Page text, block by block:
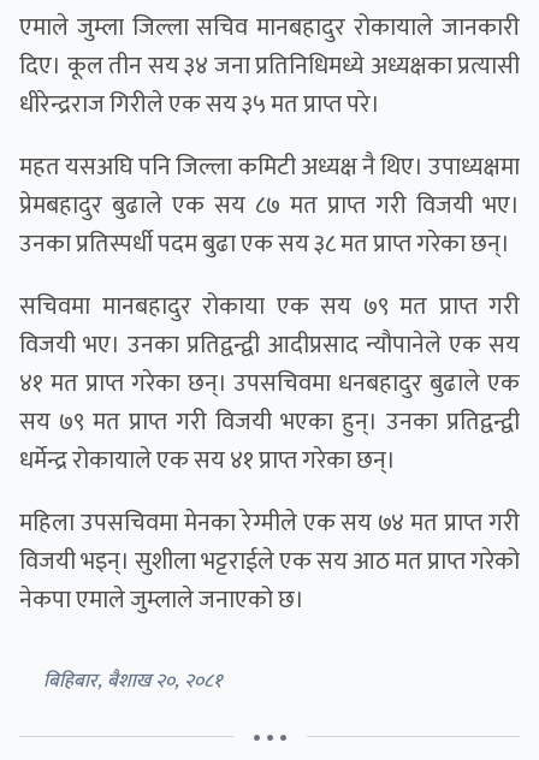
एमाले जुम्ला जिल्ला सचिव मानबहादुर रोकायाले जानकारी
दिए। कूल तीन सय ३४ जना प्रतिनिधिमध्ये अध्यक्षका प्रत्यासी
धीरेन्द्रराज गिरीले एक सय ३५ मत प्राप्त परे।
महत यसअघि पनि जिल्ला कमिटी अध्यक्ष नै थिए। उपाध्यक्षमा
प्रेमबहादुर बुढाले एक सय ८७ मत प्राप्त गरी विजयी भए।
उनका प्रतिस्पर्धी पदम बुढा एक सय ३८ मत प्राप्त गरेका छन्।
सचिवमा मानबहादुर रोकाया एक सय ७९ मत प्राप्त गरी
विजयी भए। उनका प्रतिद्वन्द्वी आदीप्रसाद न्यौपानेले एक सय
४१ मत प्राप्त गरेका छन्। उपसचिवमा धनबहादुर बुढाले एक
सय ७९ मत प्राप्त गरी विजयी भएका हुन्। उनका प्रतिद्वन्द्वी
धर्मेन्द्र रोकायाले एक सय ४१ प्राप्त गरेका छन्।
महिला उपसचिवमा मेनका रेग्मीले एक सय ७४ मत प्राप्त गरी
विजयी भइन्। सुशीला भट्टराईले एक सय आठ मत प्राप्त गरेको
नेकपा एमाले जुम्लाले जनाएको छ।
बिहिबार, बैशाख २०, २०८१
• • •